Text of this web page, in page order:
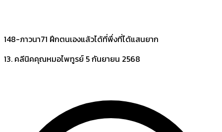
148-ภาวนา71 ฝึกตนเองแล้วได้ที่พึ่งที่ได้แสนยาก
13. คลีนิคคุณหมอไพทูรย์ 5 กันยายน 2568